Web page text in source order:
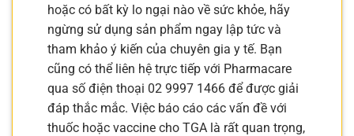
hoặc có bất kỳ lo ngại nào về sức khỏe, hãy
ngừng sử dụng sản phẩm ngay lập tức và
tham khảo ý kiến của chuyên gia y tế. Bạn
cũng có thể liên hệ trực tiếp với Pharmacare
qua số điện thoại 02 9997 1466 để được giải
đáp thắc mắc. Việc báo cáo các vấn đề với
thuốc hoặc vaccine cho TGA là rất quan trọng,